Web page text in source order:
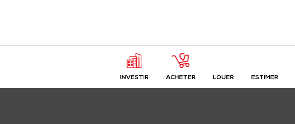
INVESTIR ACHETER LOUER ESTIMER